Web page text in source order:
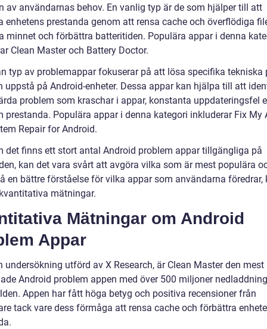
av användarnas behov. En vanlig typ är de som hjälper till att
enhetens prestanda genom att rensa cache och överflödiga
minnet och förbättra batteritiden. Populära appar i denna
Clean Master och Battery Doctor.
typ av problemappar fokuserar på att lösa specifika tekniska
uppstå på Android-enheter. Dessa appar kan hjälpa till att
problem som kraschar i appar, konstanta uppdateringsfel
prestanda. Populära appar i denna kategori inkluderar Fix My
Repair for Android.
det finns ett stort antal Android problem appar tillgängliga på
kan det vara svårt att avgöra vilka som är mest populära
en bättre förståelse för vilka appar som användarna föredrar,
mätningar.
Mätningar om Android
Appar
undersökning utförd av X Research, är Clean Master den mest
Android problem appen med över 500 miljoner
Appen har fått höga betyg och positiva recensioner från
tack vare dess förmåga att rensa cache och förbättra